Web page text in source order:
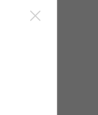
с